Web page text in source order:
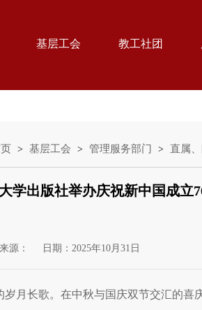
基层工会 教工社团
> 基层工会 > 管理服务部门 > 直属
学出版社举办庆祝新中国成立
来源： 日期：2025年10月31日
月长歌。在中秋与国庆双节交汇的喜